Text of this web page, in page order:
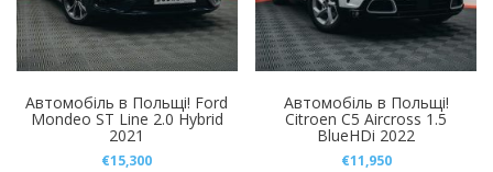
Jaguar
KIA(2)
Maserati(1)
Mercedes-Benz
Автомобіль в Польщі! Ford
Mondeo ST Line 2.0 Hybrid
2021
€15,300
Автомобіль в Польщі!
Citroen C5 Aircross 1.5
BlueHDi 2022
€11,950